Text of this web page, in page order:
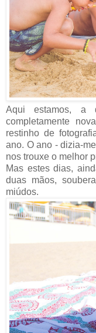
Aqui estamos, a
completamente
restinho de
ano. O ano - dizia-
nos trouxe o melhor
Mas estes dias,
duas mãos,
miúdos.